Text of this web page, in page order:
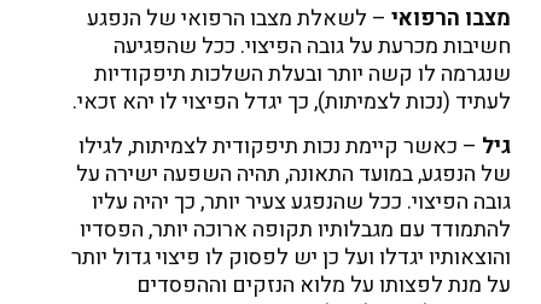
מצבו הרפואי – לשאלת מצבו הרפואי של הנפגע
חשיבות מכרעת על גובה הפיצוי. ככל שהפגיעה
שנגרמה לו קשה יותר ובעלת השלכות תיפקודיות
לעתיד (נכות לצמיתות), כך יגדל הפיצוי לו יהא זכאי.
גיל – כאשר קיימת נכות תיפקודית לצמיתות, לגילו
של הנפגע, במועד התאונה, תהיה השפעה ישירה על
גובה הפיצוי. ככל שהנפגע צעיר יותר, כך יהיה עליו
להתמודד עם מגבלותיו תקופה ארוכה יותר, הפסדיו
והוצאותיו יגדלו ועל כן יש לפסוק לו פיצוי גדול יותר
על מנת לפצותו על מלוא הנזקים וההפסדים